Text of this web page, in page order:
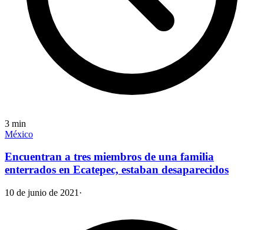
3 min
México
Encuentran a tres miembros de una familia
enterrados en Ecatepec, estaban desaparecidos
10 de junio de 2021 ·